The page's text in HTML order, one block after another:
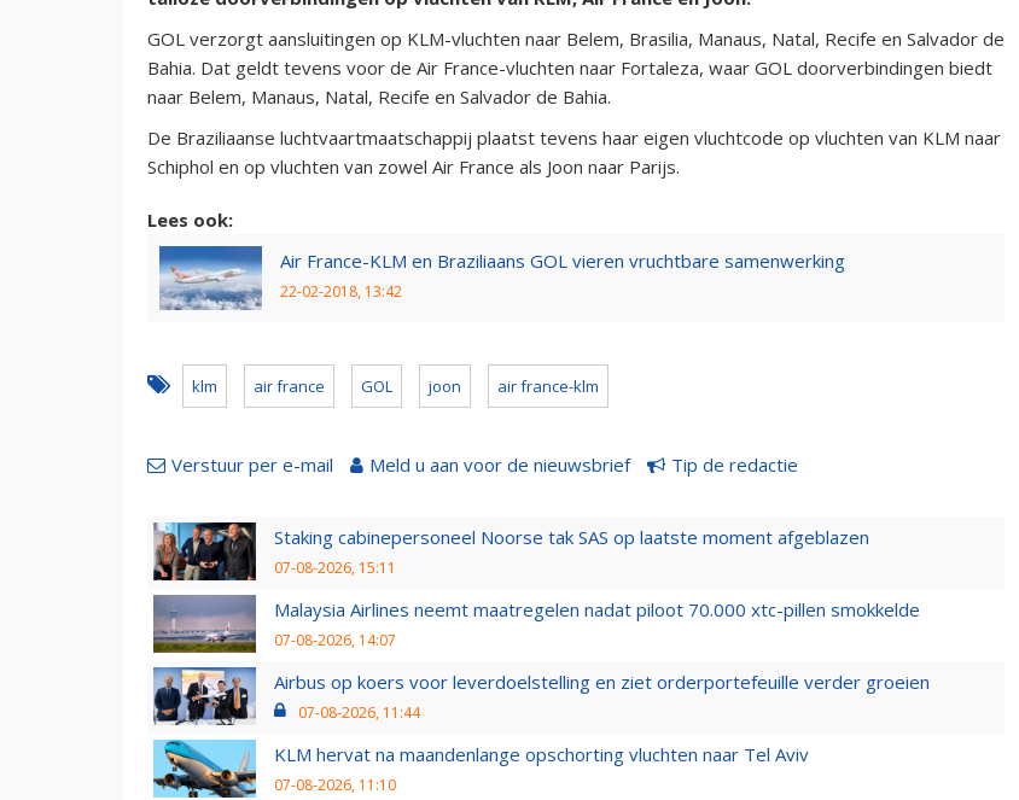
GOL verzorgt aansluitingen op KLM-vluchten naar Belem, Brasilia, Manaus, Natal, Recife en Salvador de
Bahia. Dat geldt tevens voor de Air France-vluchten naar Fortaleza, waar GOL doorverbindingen biedt
naar Belem, Manaus, Natal, Recife en Salvador de Bahia.
De Braziliaanse luchtvaartmaatschappij plaatst tevens haar eigen vluchtcode op vluchten van KLM naar
Schiphol en op vluchten van zowel Air France als Joon naar Parijs.
Lees ook:
Air France-KLM en Braziliaans GOL vieren vruchtbare samenwerking
22-02-2018, 13:42
klm air france GOL joon air france-klm
Verstuur per e-mail Meld u aan voor de nieuwsbrief Tip de redactie
Staking cabinepersoneel Noorse tak SAS op laatste moment afgeblazen
07-08-2026, 15:11
Malaysia Airlines neemt maatregelen nadat piloot 70.000 xtc-pillen smokkelde
07-08-2026, 14:07
Airbus op koers voor leverdoelstelling en ziet orderportefeuille verder groeien
07-08-2026, 11:44
KLM hervat na maandenlange opschorting vluchten naar Tel Aviv
07-08-2026, 11:10